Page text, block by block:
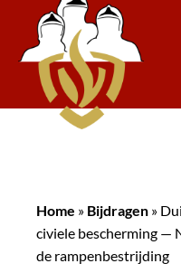
Home » Bijdragen »
civiele bescherming —
de rampenbestrijding